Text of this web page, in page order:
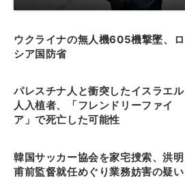
ウクライナの無人機605機撃墜、ロ
シア国防省
パレスチナ人と衝突したイスラエル
人入植者、「フレンドリーファイ
ア」で死亡した可能性
韓国サッカー協会を家宅捜索、洪明
甫前監督就任めぐり業務妨害の疑い